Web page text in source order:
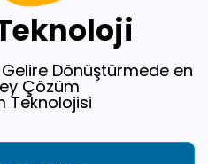
Dönüştürmede en
Çözüm
Teknolojisi